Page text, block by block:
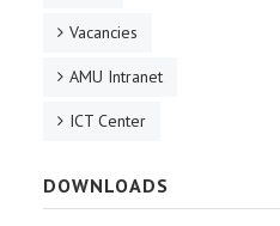
Vacancies
AMU Intranet
ICT Center
DOWNLOADS